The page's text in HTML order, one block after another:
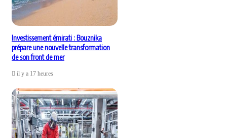
Investissement émirati : Bouznika
prépare une nouvelle transformation
de son front de mer
il y a 17 heures